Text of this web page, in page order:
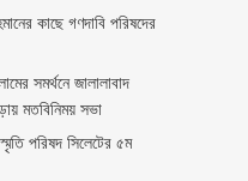
কাছে গণদাবি পরিষদের
সমর্থনে জালালাবাদ
মতবিনিময় সভা
পরিষদ সিলেটের ৫ম